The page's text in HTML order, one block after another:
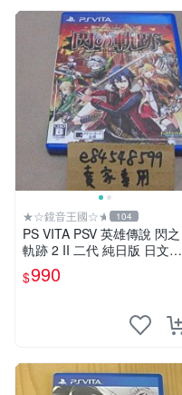
★☆鏡音王國☆★ 104
PS VITA PSV 英雄傳說 閃之
軌跡 2 II 二代 純日版 日文版
二手良品 FALCOM 閃の軌跡
閃軌2
$990